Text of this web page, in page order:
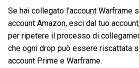
Se hai collegato l'account Warframe
account Amazon, esci dal tuo
per ripetere il processo di
che ogni drop può essere riscattata
account Prime e Warframe.